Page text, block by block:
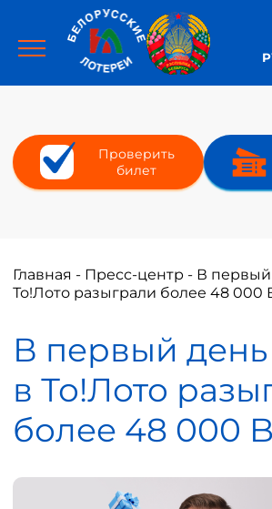
Проверить
билет
Главная - Пресс-центр - В первый
То!Лото разыграли более 48 000
В первый
в То!Лото
более 48 000